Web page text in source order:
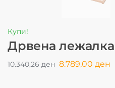
Купи!
Дрвена лежалка
10.340,26ден 8.789,00 ден